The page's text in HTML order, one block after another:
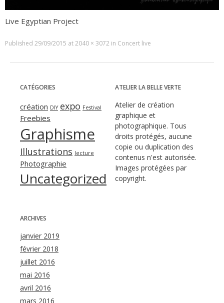
Live Egyptian Project
Published 29/09/2015 at2040 × 3072 in Concert live
CATÉGORIES
création DIY expo Festival
Freebies
Graphisme
Illustrations lecture
Photographie
Uncategorized
ATELIER LA BELLE VERTE
Atelier de création
graphique et
photographique. Tous
droits protégés, aucune
copie ou duplication des
contenus n'est autorisée.
Images protégées par
copyright.
ARCHIVES
janvier 2019
février 2018
juillet 2016
mai 2016
avril 2016
mars 2016